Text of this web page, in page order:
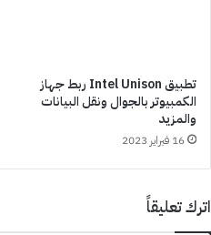
تطبيق Intel Unison ربط جهاز
الكمبيوتر بالجوال ونقل البيانات
والمزيد
16 فبراير 2023
اترك تعليقاً